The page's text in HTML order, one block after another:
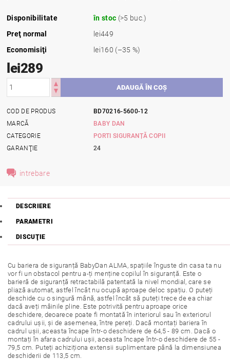
Disponibilitate în stoc (>5 buc.)
Preţ normal
lei449
Economisiţi
lei160 (–35 %)
lei289
COD DE PRODUS
BD70216-5600-12
MARCĂ
BABY DAN
CATEGORIE
PORTI SIGURANȚĂ COPII
GARANŢIE
24
intrebare
DESCRIERE
PARAMETRI
DISCUŢIE
Cu bariera de siguranță BabyDan ALMA, spațiile înguste din casa ta nu
vor fi un obstacol pentru a-ți menține copilul în siguranță. Este o
barieră de siguranță retractabilă patentată la nivel mondial, care se
pliază automat, astfel încât nu ocupă aproape deloc spațiu. O puteți
deschide cu o singură mână, astfel încât să puteți trece de ea chiar
dacă aveți mâinile pline. Este potrivită pentru aproape orice
deschidere, deoarece poate fi montată în interiorul sau în exteriorul
cadrului ușii, și de asemenea, între pereți. Dacă montați bariera în
cadrul ușii, aceasta încape într-o deschidere de 64,5 - 89 cm. Dacă o
montați în afara cadrului ușii, aceasta încape într-o deschidere de 55 -
79,5 cm. Puteți achiziționa extensii suplimentare până la dimensiunea
deschiderii de 113,5 cm.